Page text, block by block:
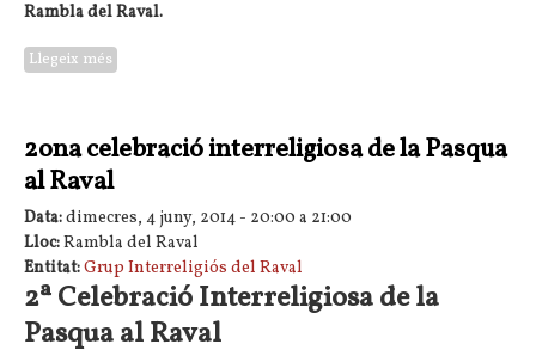
Rambla del Raval.
Llegeix més
2ona celebració interreligiosa de la Pasqua
al Raval
Data:dimecres, 4 juny, 2014 - 20:00 a 21:00
Lloc:Rambla del Raval
Entitat:Grup Interreligiós del Raval
2ª Celebració Interreligiosa de la
Pasqua al Raval